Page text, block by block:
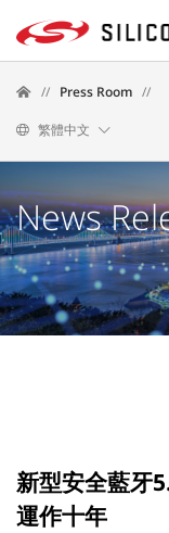
// Press Room //
繁體中文
News
新型安全藍牙
運作十年